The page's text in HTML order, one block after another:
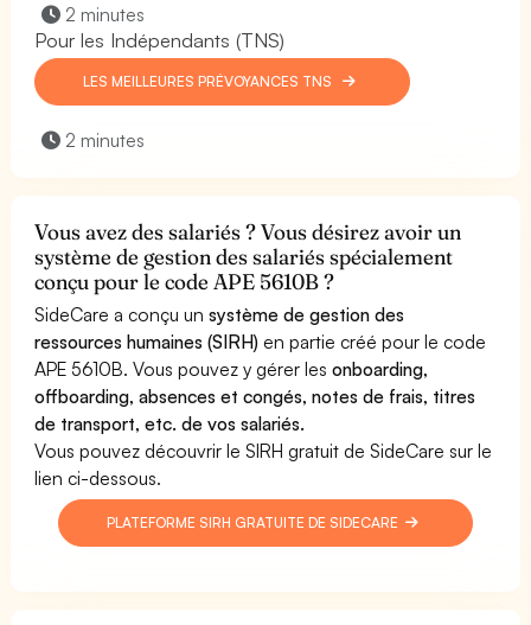
2 minutes
Pour les Indépendants (TNS)
LES MEILLEURES PRÉVOYANCES TNS
2 minutes
Vous avez des salariés ? Vous désirez avoir un
système de gestion des salariés spécialement
conçu pour le code APE 5610B ?
SideCare a conçu unsystème de gestion des
ressources humaines (SIRH) en partie créé pour le code
APE 5610B. Vous pouvez y gérer lesonboarding,
offboarding, absences et congés, notes de frais, titres
de transport, etc. de vos salariés.
Vous pouvez découvrir le SIRH gratuit de SideCare sur le
lien ci-dessous.
PLATEFORME SIRH GRATUITE DE SIDECARE